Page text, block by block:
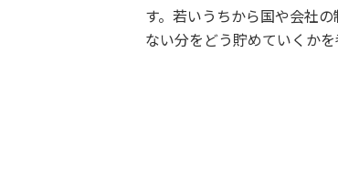
す。若いうちから国や会社
ない分をどう貯めていくかを